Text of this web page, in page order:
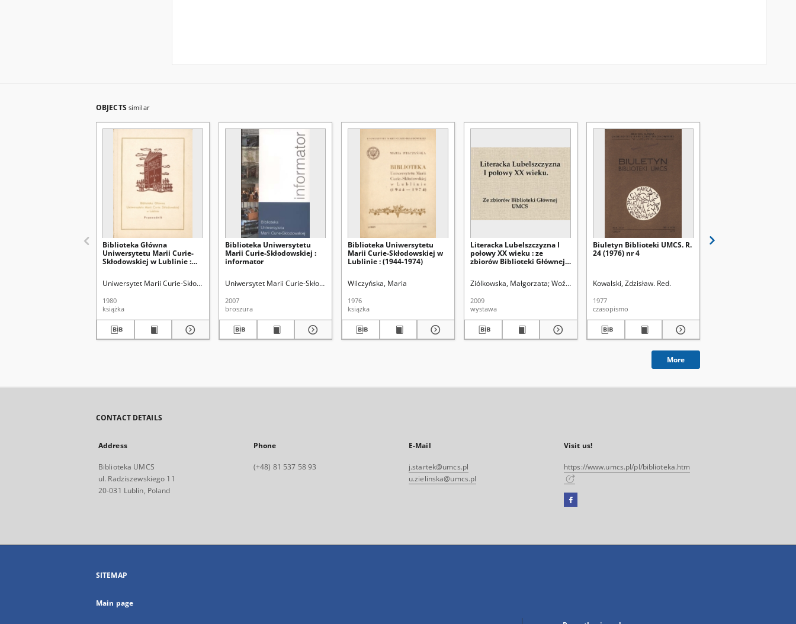
OBJECTS similar
Biblioteka Główna
Uniwersytetu Marii Curie-
Skłodowskiej w Lublinie :
Uniwersytet Marii Curie-Skłodowskiej (Lublin). Biblioteka Główna Kowalski, Zdzisław Olczakowa, Jadwiga
1980
książka
Biblioteka Uniwersytetu
Marii Curie-Skłodowskiej :
informator
Uniwersytet Marii Curie-Skłodowskiej (Lublin). Biblioteka Główna Wojnarowicz, Stanisława
2007
broszura
Biblioteka Uniwersytetu
Marii Curie-Skłodowskiej w
Lublinie : (1944-1974)
Wilczyńska, Maria
1976
książka
Literacka Lubelszczyzna I
połowy XX wieku : ze
zbiorów Biblioteki Głównej
Ziólkowska, Małgorzata Woźniak, Barbara Omes, Andrzej. Fot.
2009
wystawa
Biuletyn Biblioteki UMCS. R.
24 (1976) nr 4
Kowalski, Zdzisław. Red.
1977
czasopismo
More
CONTACT DETAILS
Address
Biblioteka UMCS
ul. Radziszewskiego 11
20-031 Lublin, Poland
Phone
(+48) 81 537 58 93
E-Mail
j.startek@umcs.pl
u.zielinska@umcs.pl
Visit us!
https://www.umcs.pl/pl/biblioteka.htm
Facebook
open
SITEMAP
Main page